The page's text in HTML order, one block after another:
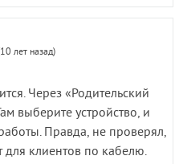
лет назад)
Через «Родительский
выберите устройство, и
Правда, не проверял,
для клиентов по кабелю.